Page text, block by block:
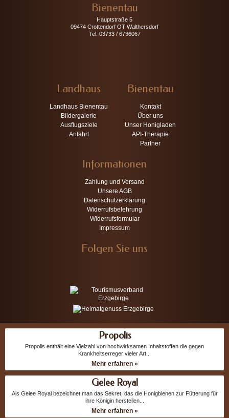
Bienentau
Hauptstraße 5
09474 Crottendorf OT Walthersdorf
Tel. 03733 / 6736067
Landhaus
Landhaus Bienentau
Bildergalerie
Ausflugsziele
Anfahrt
Bienentau
Kontakt
Über uns
Unser Honigladen
API-Therapie
Partner
Informationen
Zahlung und Versand
Unsere AGB
Datenschutzerklärung
Widerrufsbelehrung
Widerrufsformular
Impressum
Folgen Sie uns
Propolis
Propolis enthält eine Vielzahl von hochwirksamen Inhaltstoffen die gegen
Krankheitserreger vieler Art...
Mehr erfahren »
Gelee Royal
Als Gelee Royal bezeichnet man das Sekret, das die Honigbienen zur Fütterung für
ihre Königin herstellen...
Mehr erfahren »